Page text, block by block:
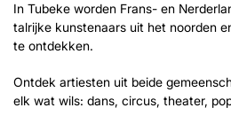
In Tubeke worden Frans- en
talrijke kunstenaars uit het noorden
te ontdekken.
Ontdek artiesten uit beide
elk wat wils: dans, circus, theater,